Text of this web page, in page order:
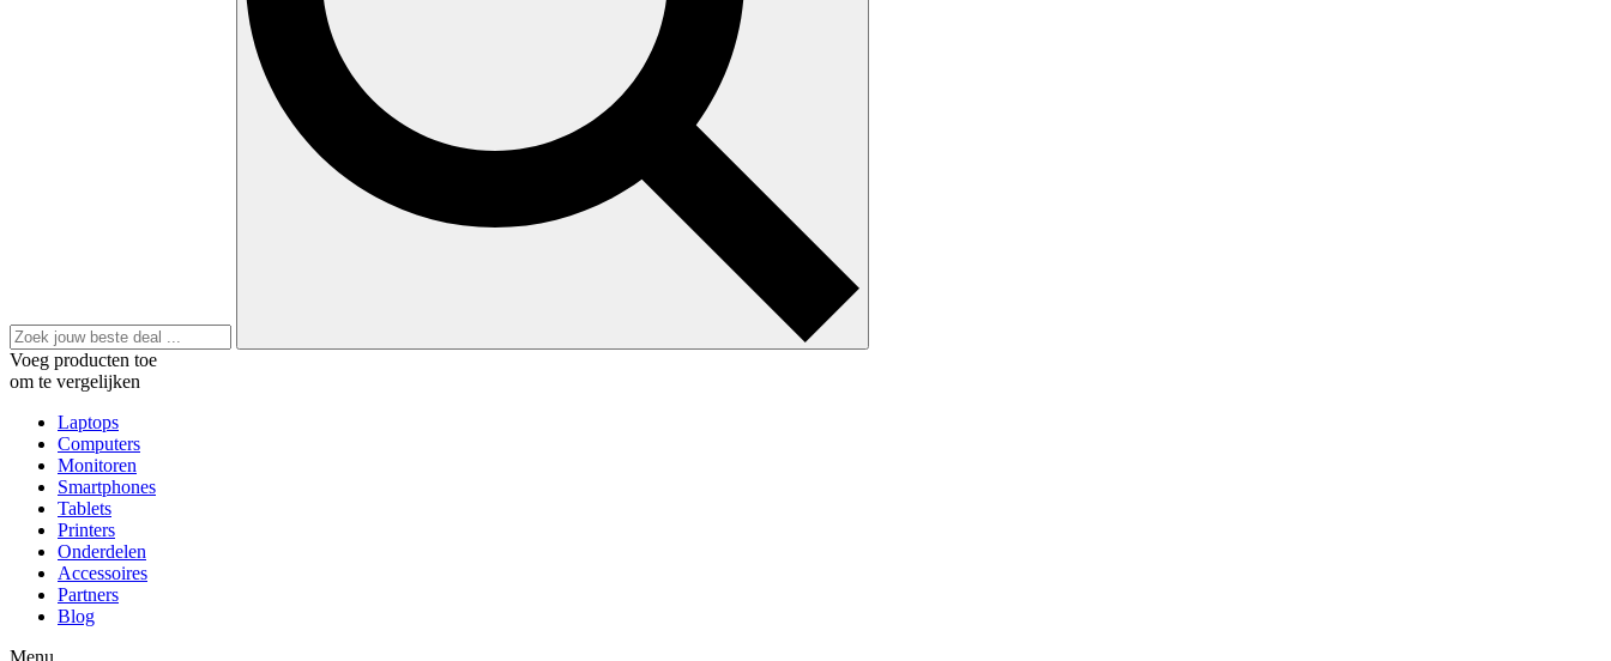
Voeg producten toe
om te vergelijken
Laptops
Computers
Monitoren
Smartphones
Tablets
Printers
Onderdelen
Accessoires
Partners
Blog